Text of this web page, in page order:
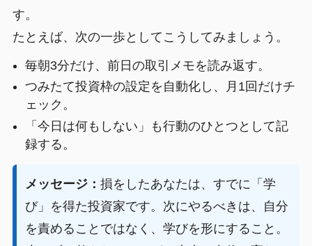
す。
たとえば、次の一歩としてこうしてみましょう。
毎朝3分だけ、前日の取引メモを読み返す。
つみたて投資枠の設定を自動化し、月1回だけチ
ェック。
「今日は何もしない」も行動のひとつとして記
録する。
メッセージ： 損をしたあなたは、すでに「学
び」を得た投資家です。次にやるべきは、自分
を責めることではなく、学びを形にすること。